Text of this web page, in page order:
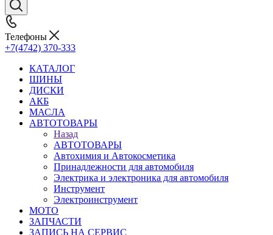
Телефоны
+7(4742) 370-333
КАТАЛОГ
ШИНЫ
ДИСКИ
АКБ
МАСЛА
АВТОТОВАРЫ
Назад
АВТОТОВАРЫ
Автохимия и Автокосметика
Принадлежности для автомобиля
Электрика и электроника для автомобиля
Инструмент
Электроинструмент
МОТО
ЗАПЧАСТИ
ЗАПИСЬ НА СЕРВИС